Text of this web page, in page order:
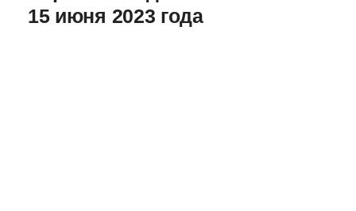
15 июня 2023 года